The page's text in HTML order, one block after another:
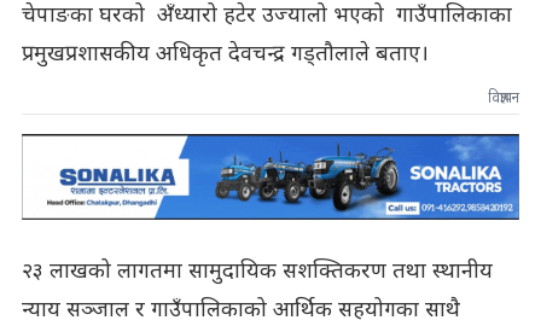
चेपाङका घरको अँध्यारो हटेर उज्यालो भएको गाउँपालिकाका
प्रमुखप्रशासकीय अधिकृत देवचन्द्र गड्तौलाले बताए।
विज्ञापन
२३ लाखको लागतमा सामुदायिक सशक्तिकरण तथा स्थानीय
न्याय सञ्जाल र गाउँपालिकाको आर्थिक सहयोगका साथै